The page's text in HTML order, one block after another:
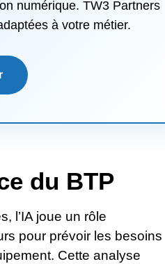
numérique. TW3 Partners
à votre métier.
du BTP
l’IA joue un rôle
pour prévoir les besoins
Cette analyse